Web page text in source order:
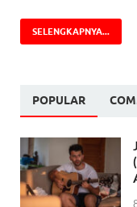
SELENGKAPNYA...
POPULAR